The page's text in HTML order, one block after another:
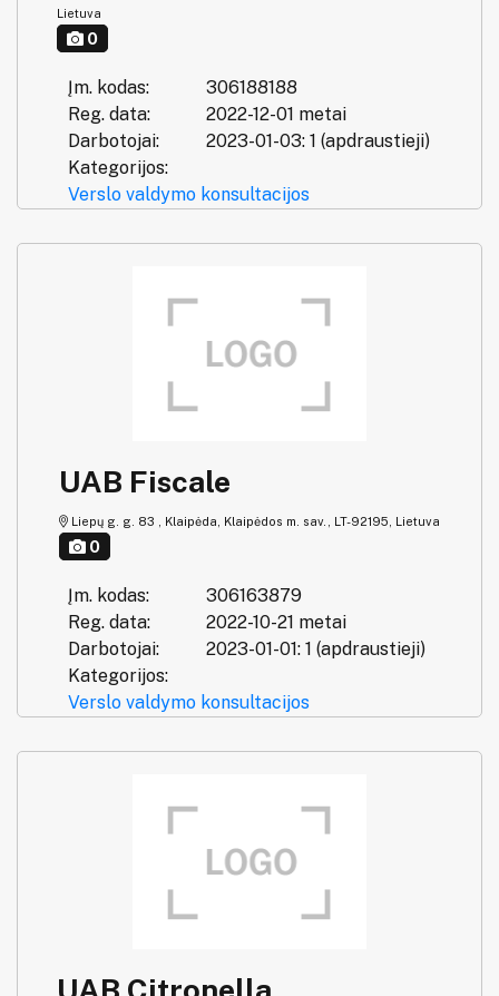
Lietuva
0
Įm. kodas:
306188188
Reg. data:
2022-12-01 metai
Darbotojai:
2023-01-03: 1 (apdraustieji)
Kategorijos:
Verslo valdymo konsultacijos
UAB Fiscale
Liepų g. g. 83 , Klaipėda, Klaipėdos m. sav., LT-92195, Lietuva
0
Įm. kodas:
306163879
Reg. data:
2022-10-21 metai
Darbotojai:
2023-01-01: 1 (apdraustieji)
Kategorijos:
Verslo valdymo konsultacijos